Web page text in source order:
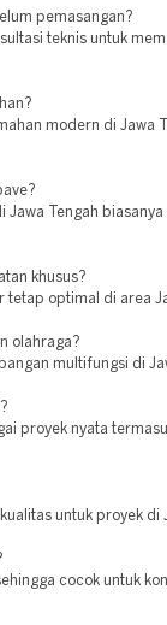
pemasangan?
teknis untuk
modern di Jawa
Jawa Tengah biasanya
khusus?
tetap optimal di area
olahraga?
multifungsi di
proyek nyata
untuk proyek di
cocok untuk